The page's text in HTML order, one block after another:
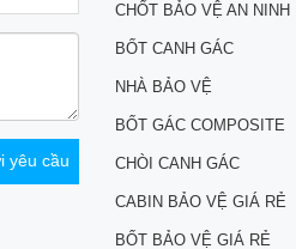
CHỐT BẢO VỆ AN NINH
BỐT CANH GÁC
NHÀ BẢO VỆ
BỐT GÁC COMPOSITE
CHÒI CANH GÁC
CABIN BẢO VỆ GIÁ RẺ
BỐT BẢO VỆ GIÁ RẺ